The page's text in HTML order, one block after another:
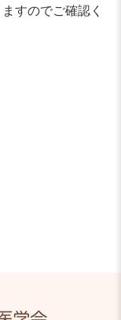
すのでご確認く